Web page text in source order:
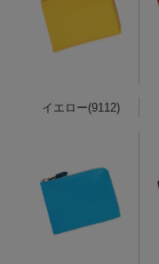
イエロー(9112)